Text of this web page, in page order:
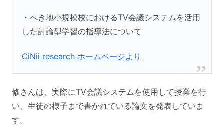
・へき地小規模校におけるTV会議システムを活用
した討論型学習の指導法について
CiNii research ホームページより
修さんは、実際にTV会議システムを使用して授業を行
い、生徒の様子まで書かれている論文を発表していま
す。